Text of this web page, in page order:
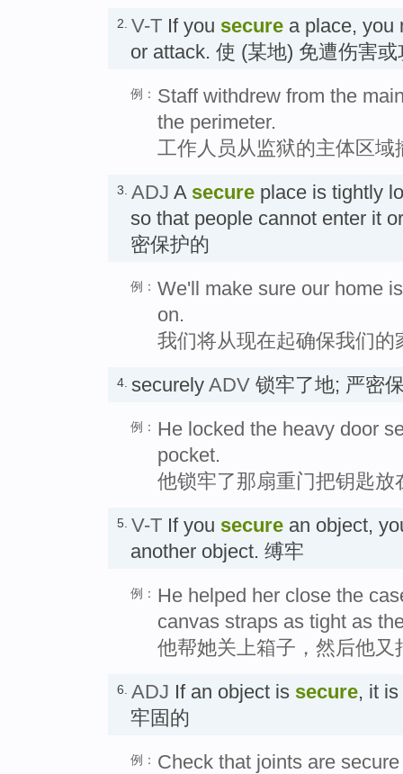
2. V-T If you secure a place, you
or attack. 使 (某地) 免遭伤害
例： Staff withdrew from the
the perimeter.
工作人员从监狱的主体区
3. ADJ A secure place is tightly
so that people cannot enter it
密保护的
例： We'll make sure our home
on.
我们将从现在起确保我们的
4. securely ADV 锁牢了地; 严密
例： He locked the heavy door
pocket.
他锁牢了那扇重门把钥匙放
5. V-T If you secure an object,
another object. 缚牢
例： He helped her close the
canvas straps as tight as
他帮她关上箱子，然后他
6. ADJ If an object is secure, it
牢固的
例： Check that joints are